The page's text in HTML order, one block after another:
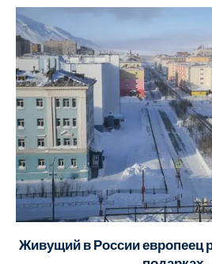
Живущий в России европеец